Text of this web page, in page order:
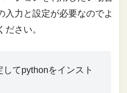
入力と設定が必要なのでよ
さい。
てpythonをインスト